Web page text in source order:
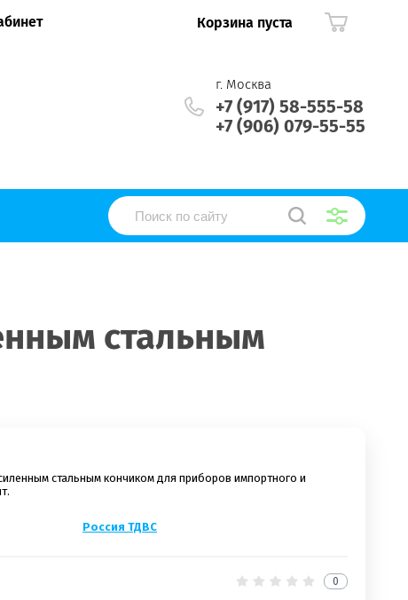
Корзина пуста
г. Москва
+7 (917) 58-555-58
+7 (906) 079-55-55
стальным
стальным кончиком для приборов импортного и
Россия ТДВС
0